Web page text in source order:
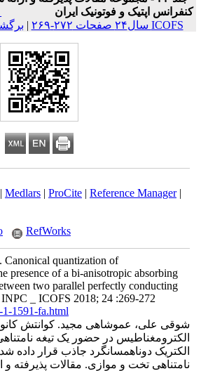
کنفرانس اپتیک و فوتونیک ایران
ICOFS سال۲۴ صفحات ۲۷۲-۲۶۹
|
|Medlars|ProCite|Reference Manager
RefWorks
Canonical quantization of
presence of a bi-anisotropic absorbing
two parallel perfectly conducting
INPC _ ICOFS 2018; 24 :269-272
1-1591-fa.html
شوقی علی، عموشاهی مجید. کوانتش
الکترومغناطیس در حضور یک تیغه
الکتریک دوناهمسانگرد جاذب قرار داده
نامتناهی تخت و موازی. مقالات پذیرفته و